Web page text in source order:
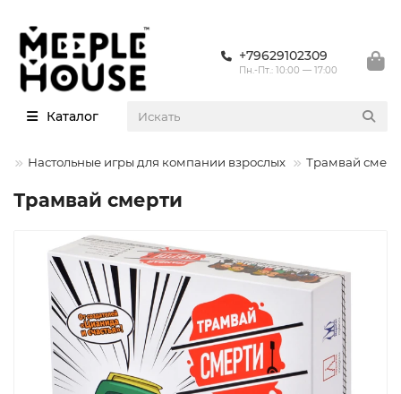
+79629102309
Пн.-Пт.: 10:00 — 17:00
Каталог
Настольные игры для компании взрослых Трамвай
Трамвай смерти